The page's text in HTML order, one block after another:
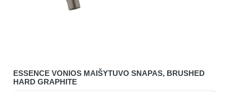
ESSENCE VONIOS MAIŠYTUVO SNAPAS, BRUSHED
HARD GRAPHITE